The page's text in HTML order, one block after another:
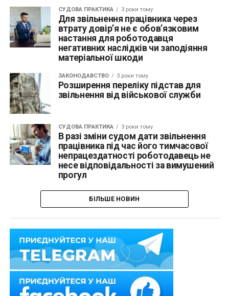
СУДОВА ПРАКТИКА 3 роки тому
Для звільнення працівника через
втрату довір’я не є обов’язковим
настання для роботодавця
негативних наслідків чи заподіяння
матеріальної шкоди
ЗАКОНОДАВСТВО 3 роки тому
Розширення переліку підстав для
звільнення від військової служби
СУДОВА ПРАКТИКА 3 роки тому
В разі зміни судом дати звільнення
працівника під час його тимчасової
непрацездатності роботодавець не
несе відповідальності за вимушений
прогул
БІЛЬШЕ НОВИН